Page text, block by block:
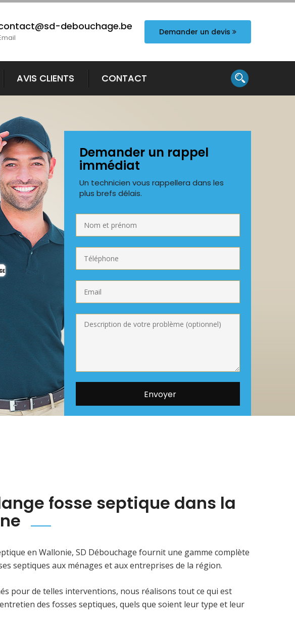
debouchage.be Demander un devis
AVIS CLIENTS CONTACT
Demander un rappel
immédiat
Un technicien vous rappellera dans les
plus brefs délais.
fosse septique dans la
en Wallonie, SD Débouchage fournit une gamme complète
septiques aux ménages et aux entreprises de la région.
pour de telles interventions, nous réalisons tout ce qui est
des fosses septiques, quels que soient leur type et leur